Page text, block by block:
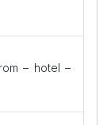
– hotel –